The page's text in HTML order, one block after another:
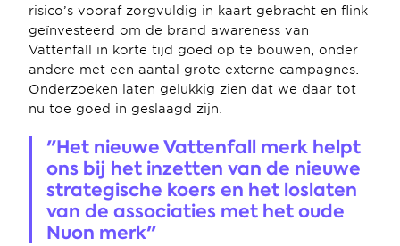
risico’s vooraf zorgvuldig in kaart gebracht en flink
geïnvesteerd om de brand awareness van
Vattenfall in korte tijd goed op te bouwen, onder
andere met een aantal grote externe campagnes.
Onderzoeken laten gelukkig zien dat we daar tot
nu toe goed in geslaagd zijn.
"Het nieuwe Vattenfall merk helpt
ons bij het inzetten van de nieuwe
strategische koers en het loslaten
van de associaties met het oude
Nuon merk"